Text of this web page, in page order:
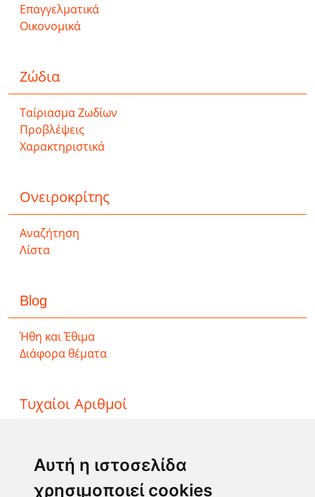
Αυτή η ιστοσελίδα
χρησιμοποιεί cookies
Επαγγελματικά
Οικονομικά
Ζώδια
Ταίριασμα Ζωδίων
Προβλέψεις
Χαρακτηριστικά
Ονειροκρίτης
Αναζήτηση
Λίστα
Blog
Ήθη και Έθιμα
Διάφορα θέματα
Τυχαίοι Αριθμοί
ΛΟΤΤΟ
ΚΙΝΟ
EXTRA 5